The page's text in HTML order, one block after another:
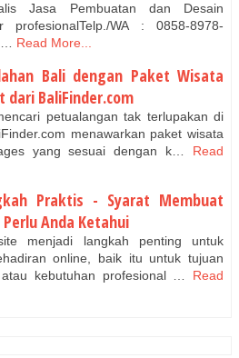
Jasa Pembuatan dan Desain
profesionalTelp./WA : 0858-8978-
… Read More...
Bali dengan Paket Wisata
BaliFinder.com
petualangan tak terlupakan di
menawarkan paket wisata
yang sesuai dengan k…
Read
Praktis - Syarat Membuat
Anda Ketahui
menjadi langkah penting untuk
online, baik itu untuk tujuan
kebutuhan profesional …
Read